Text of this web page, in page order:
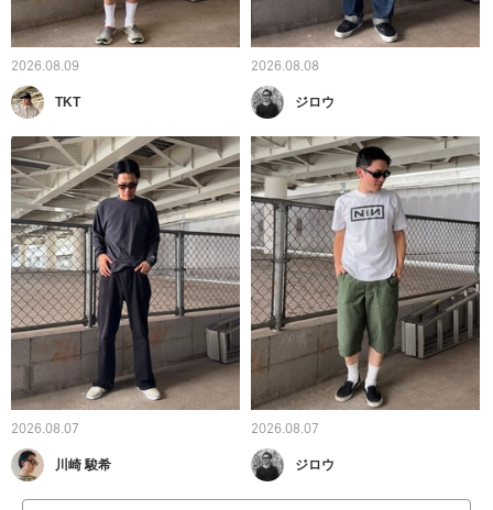
2026.08.09
TKT
2026.08.08
ジロウ
2026.08.07
川崎 駿希
2026.08.07
ジロウ